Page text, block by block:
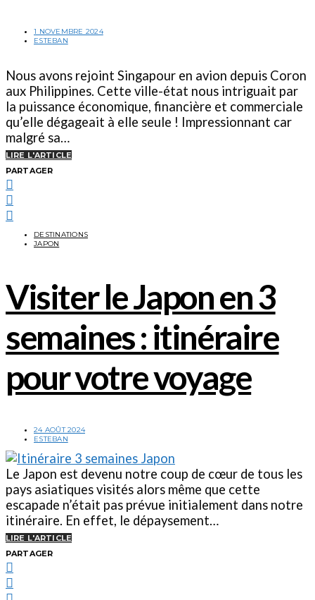
1 NOVEMBRE 2024
ESTEBAN
Nous avons rejoint Singapour en avion depuis Coron
aux Philippines. Cette ville-état nous intriguait par
la puissance économique, financière et commerciale
qu’elle dégageait à elle seule ! Impressionnant car
malgré sa…
LIRE L'ARTICLE
PARTAGER
DESTINATIONS
JAPON
Visiter le Japon en 3
semaines : itinéraire
pour votre voyage
24 AOÛT 2024
ESTEBAN
Le Japon est devenu notre coup de cœur de tous les
pays asiatiques visités alors même que cette
escapade n’était pas prévue initialement dans notre
itinéraire. En effet, le dépaysement…
LIRE L'ARTICLE
PARTAGER